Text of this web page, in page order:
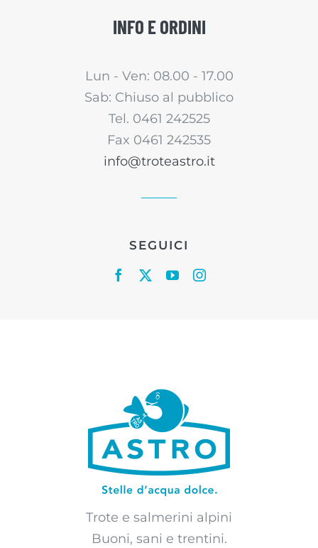
INFO E ORDINI
Lun - Ven: 08.00 - 17.00
Sab: Chiuso al pubblico
Tel. 0461 242525
Fax 0461 242535
info@troteastro.it
SEGUICI
Trote e salmerini alpini
Buoni, sani e trentini.